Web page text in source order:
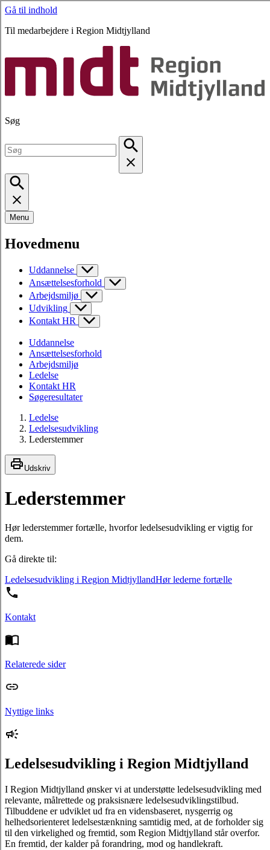
Gå til indhold
Til medarbejdere i Region Midtjylland
Søg
Menu
Hovedmenu
Uddannelse
Ansættelsesforhold
Arbejdsmiljø
Udvikling
Kontakt HR
Uddannelse
Ansættelsesforhold
Arbejdsmiljø
Ledelse
Kontakt HR
Søgeresultater
Ledelse
Ledelsesudvikling
Lederstemmer
Udskriv
Lederstemmer
Hør lederstemmer fortælle, hvorfor ledelsesudvikling er vigtig for
dem.
Gå direkte til:
Ledelsesudvikling i Region MidtjyllandHør lederne fortælle
Kontakt
Relaterede sider
Nyttige links
Ledelsesudvikling i Region Midtjylland
I Region Midtjylland ønsker vi at understøtte ledelsesudvikling med
relevante, målrettede og praksisnære ledelsesudviklingstilbud.
Tilbuddene er udviklet ud fra en vidensbaseret, nysgerrig og
helhedsorienteret ledelsestænkning samtidig med, at de forholder sig
til den virkelighed og fremtid, som Region Midtjylland står overfor.
En fremtid, der kalder på forandring, mod og handlekraft.